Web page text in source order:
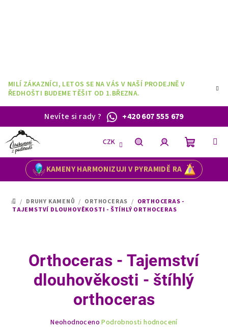
MILÍ ZÁKAZNÍCI, LETOS SE NA VÁS V NAŠÍ PRODEJNĚ V
ŘEDHOŠTI BUDEME TĚŠIT OD 1.BŘEZNA.
Nevíte si rady? +420 607 555 679
KAMENY HARMONIZUJI V PYRAMIDĚ RA
CZK
HledatPřihlášeníNákupní
DOMŮ
/ DRUHY KAMENŮ / ORTHOCERAS / ORTHOCERAS -
TAJEMSTVÍ DLOUHOVĚKOSTI - ŠTÍHLÝ ORTHOCERAS
Orthoceras - Tajemství
dlouhověkosti - štíhlý
orthoceras
Neohodnoceno Podrobnosti hodnocení